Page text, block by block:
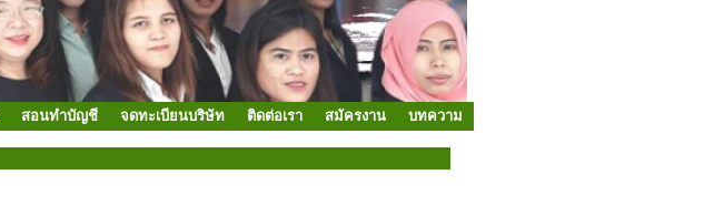
สอนทำบัญชี จดทะเบียนบริษัท ติดต่อเรา สมัครงาน บทความ